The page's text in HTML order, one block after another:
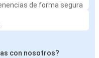
de forma segura
con nosotros?